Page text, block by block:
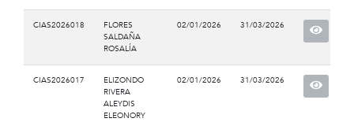
CIAS2026018
FLORES
SALDAÑA
ROSALÍA
02/01/2026 31/03/2026
CIAS2026017
ELIZONDO
RIVERA
ALEYDIS
ELEONORY
02/01/2026 31/03/2026